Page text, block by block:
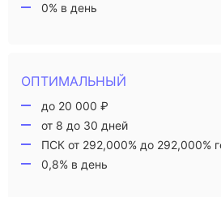
0% в день
ОПТИМАЛЬНЫЙ
до 20 000 ₽
от 8 до 30 дней
ПСК от 292,000% до 292,000%
0,8% в день